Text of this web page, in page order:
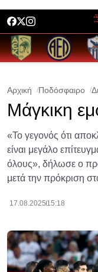
Αρχική Ποδόσφαιρο
Μάγκικη
«Το γεγονός ότι
είναι μεγάλο
όλους», δήλωσε ο
μετά την πρόκριση
17.08.2025 15:18